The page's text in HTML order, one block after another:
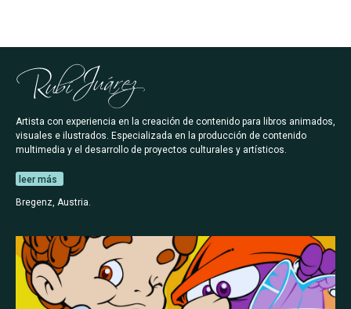
Artista con experiencia en la creación de contenido para libros animados,
visuales e ilustrados. Especializada en la producción de contenido
multimedia y el desarrollo de proyectos culturales y artísticos.
leer más
Bregenz, Austria.